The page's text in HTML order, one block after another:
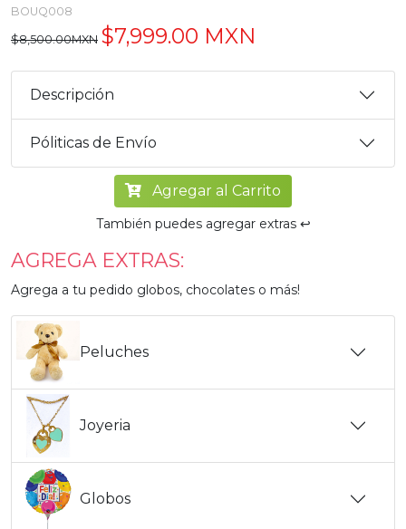
BOUQ008
$8,500.00MXN $7,999.00 MXN
Descripción
Póliticas de Envío
Agregar al Carrito
También puedes agregar extras ↩️
AGREGA EXTRAS:
Agrega a tu pedido globos, chocolates o más!
Peluches
Joyeria
Globos